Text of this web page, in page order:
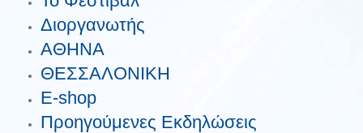
Διοργανωτής
ΑΘΗΝΑ
ΘΕΣΣΑΛΟΝΙΚΗ
E-shop
Προηγούμενες Εκδηλώσεις